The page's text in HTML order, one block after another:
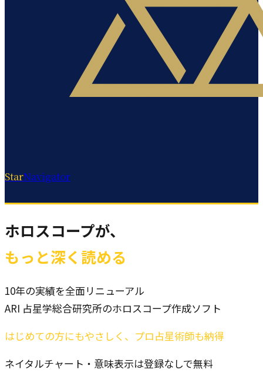
StarNavigator
ホロスコープが、
もっと深く読める
10年の実績を全面リニューアル
ARI 占星学総合研究所のホロスコープ作成ソフト
はじめての方にもやさしく、プロ占星術師も納得
ネイタルチャート・意味表示は登録なしで無料